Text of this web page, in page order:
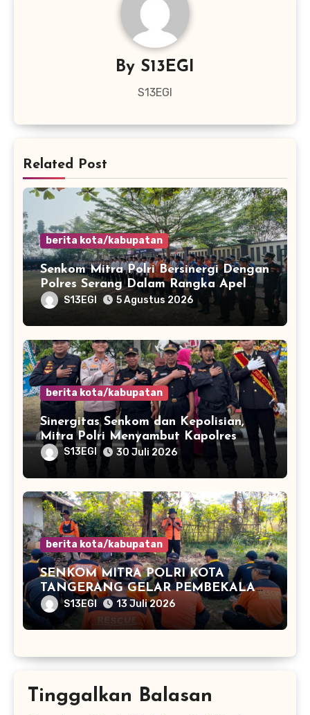
By S13EGI
S13EGI
Related Post
berita kota/kabupatan
Senkom Mitra Polri Bersinergi Dengan
Polres Serang Dalam Rangka Apel
Kesiapsiagaan Potensi Bencana
S13EGI 5 Agustus 2026
berita kota/kabupatan
Sinergitas Senkom dan Kepolisian,
Mitra Polri Menyambut Kapolres
Kota Cilegon Yang Baru
S13EGI 30 Juli 2026
berita kota/kabupatan
SENKOM MITRA POLRI KOTA
TANGERANG GELAR PEMBEKALAN
SAR KEBENCANAAN DI KUNCIRAN
S13EGI 13 Juli 2026
Tinggalkan Balasan